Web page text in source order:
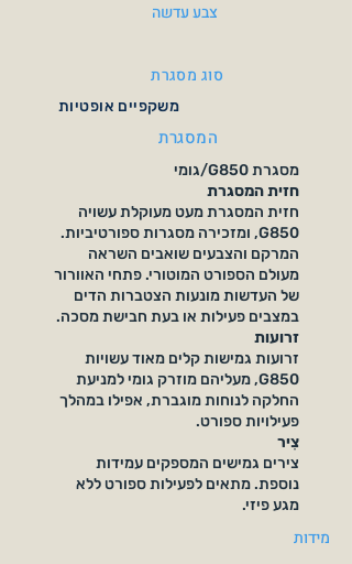
צבע עדשה
סוג מסגרת
משקפיים אופטיות
המסגרת
מסגרת G850/גומי
חזית המסגרת
חזית המסגרת מעט מעוקלת עשויה
G850, ומזכירה מסגרות ספורטיביות.
המרקם והצבעים שואבים השראה
מעולם הספורט המוטורי. פתחי האוורור
של העדשות מונעות הצטברות הדים
במצבים פעילות או בעת חבישת מסכה.
זרועות
זרועות גמישות קלים מאוד עשויות
G850, מעליהם מוזרק גומי למניעת
החלקה לנוחות מוגברת, אפילו במהלך
פעילויות ספורט.
צִיר
צירים גמישים המספקים עמידות
נוספת. מתאים לפעילות ספורט ללא
מגע פיזי.
מידות